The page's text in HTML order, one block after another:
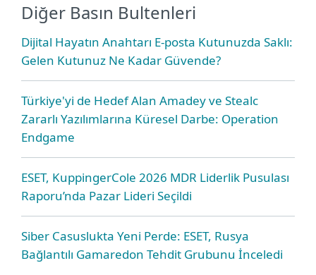
Diğer Basın Bultenleri
Dijital Hayatın Anahtarı E-posta Kutunuzda Saklı:
Gelen Kutunuz Ne Kadar Güvende?
Türkiye'yi de Hedef Alan Amadey ve Stealc
Zararlı Yazılımlarına Küresel Darbe: Operation
Endgame
ESET, KuppingerCole 2026 MDR Liderlik Pusulası
Raporu’nda Pazar Lideri Seçildi
Siber Casuslukta Yeni Perde: ESET, Rusya
Bağlantılı Gamaredon Tehdit Grubunu İnceledi